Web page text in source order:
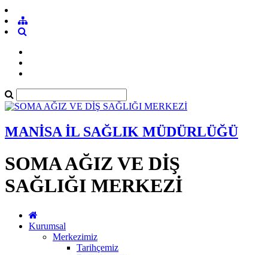
MANİSA İL SAĞLIK MÜDÜRLÜĞÜ
SOMA AĞIZ VE DİŞ
SAĞLIĞI MERKEZİ
Kurumsal
Merkezimiz
Tarihçemiz